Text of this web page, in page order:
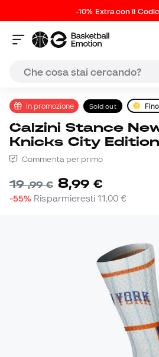
-10% Extra con il
In promozione Sold out
Calzini Stance New York
Knicks City
Commenta per primo
19,99 € 8,99 €
-55% Risparmieresti11,00 €